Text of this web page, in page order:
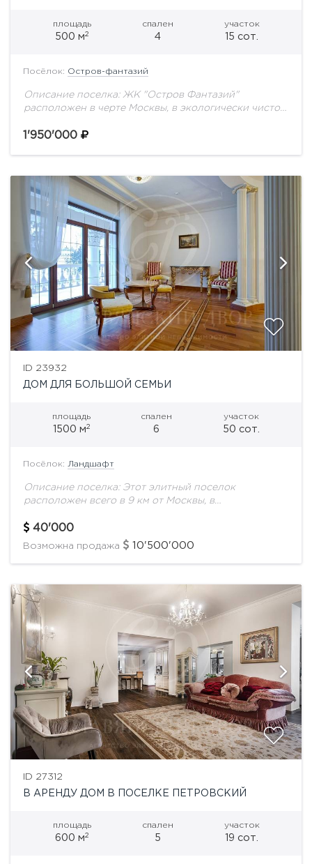
площадь
500 м2
спален
4
участок
15 сот.
Посёлок: Остров-фантазий
Описание поселка: ЖК "Остров Фантазий"
расположен в черте Москвы, в экологически чистом
Татаровской пойме. Это один из немногочисленных
1'950'000
ID 23932
ДОМ ДЛЯ БОЛЬШОЙ СЕМЬИ
площадь
1500 м2
спален
6
участок
50 сот.
Посёлок: Ландшафт
Описание поселка: Этот элитный поселок
расположен всего в 9 км от Москвы, в
берегу небольшого озера. Недалеко от комплекса
протекает Москва-река. Природа...
40'000
Возможна продажа 10'500'000
ID 27312
В АРЕНДУ ДОМ В ПОСЕЛКЕ ПЕТРОВСКИЙ
площадь
600 м2
спален
5
участок
19 сот.